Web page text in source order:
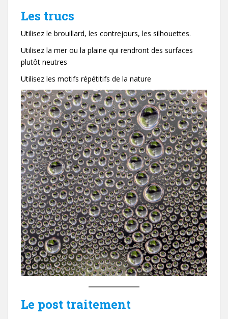
Les trucs
Utilisez le brouillard, les contrejours, les silhouettes.
Utilisez la mer ou la plaine qui rendront des surfaces
plutôt neutres
Utilisez les motifs répétitifs de la nature
Le post traitement